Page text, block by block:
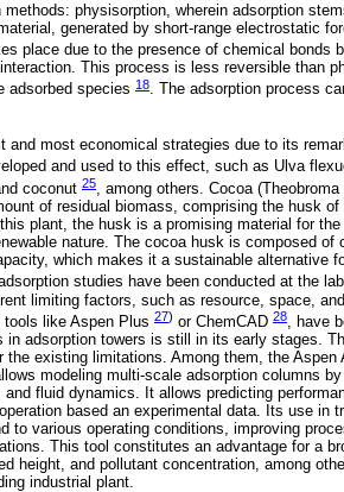
physisorption, wherein adsorption
generated by short-range electrostatic
place due to the presence of chemical bonds
This process is less reversible than
adsorbed species 18. The adsorption process
most economical strategies due to its
and used to this effect, such as Ulva
coconut 25, among others. Cocoa
of residual biomass, comprising the husk
plant, the husk is a promising material for
nature. The cocoa husk is composed of
which makes it a sustainable alternative
studies have been conducted at the
limiting factors, such as resource, space,
like Aspen Plus 27) or ChemCAD 28
, have
adsorption towers is still in its early stages.
existing limitations. Among them, the Aspen
modeling multi-scale adsorption columns
fluid dynamics. It allows predicting
based an experimental data. Its use in
to various operating conditions, improving
This tool constitutes an advantage for a
height, and pollutant concentration, among
industrial plant.